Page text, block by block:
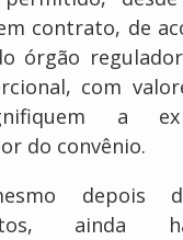
contrato, de
órgão
com
a
do convênio.
depois
ainda